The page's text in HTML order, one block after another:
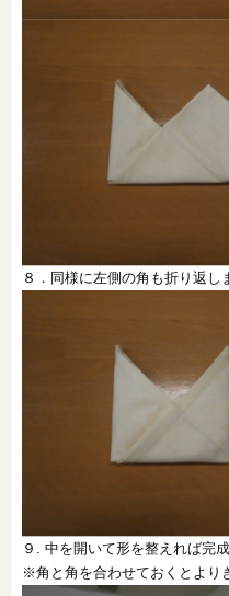
８．同様に左側の角も折り返し
９. 中を開いて形を整えれば完
※角と角を合わせておくとより